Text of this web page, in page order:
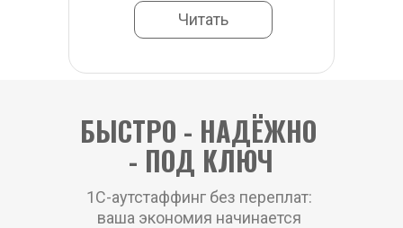
Читать
БЫСТРО - НАДЁЖНО
- ПОД КЛЮЧ
1С-аутстаффинг без переплат:
ваша экономия начинается